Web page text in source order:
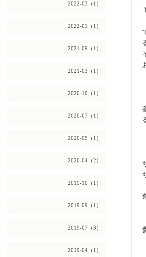
2022-03（1）
2022-01（1）
2021-09（1）
2021-03（1）
2020-10（1）
2020-07（1）
2020-05（1）
2020-04（2）
2019-10（1）
2019-09（1）
2019-07（3）
2019-04（1）